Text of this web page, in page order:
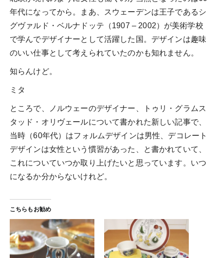
年代になってから。まあ、スウェーデンは王子であるシ
グヴァルド・ベルナドッテ（1907 – 2002）が美術学校
で学んでデザイナーとして活躍した国。デザインは趣味
のいい仕事として考えられていたのかも知れません。
知らんけど。
ミタ
ところで、ノルウェーのデザイナー、トゥリ・グラムス
タッド・オリヴェールについて書かれた新しい記事で、
当時（60年代）はフォルムデザインは男性、デコレート
デザインは女性という慣習があった、と書かれていて、
これについていつか取り上げたいと思っています。いつ
になるか分からないけれど。
こちらもお勧め